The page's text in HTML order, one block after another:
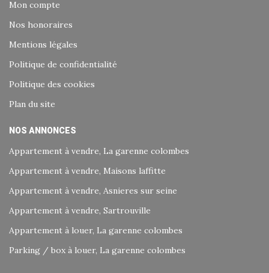
Mon compte
Nos honoraires
Mentions légales
Politique de confidentialité
Politique des cookies
Plan du site
NOS ANNONCES
Appartement à vendre, La garenne colombes
Appartement à vendre, Maisons laffitte
Appartement à vendre, Asnieres sur seine
Appartement à vendre, Sartrouville
Appartement à louer, La garenne colombes
Parking / box à louer, La garenne colombes